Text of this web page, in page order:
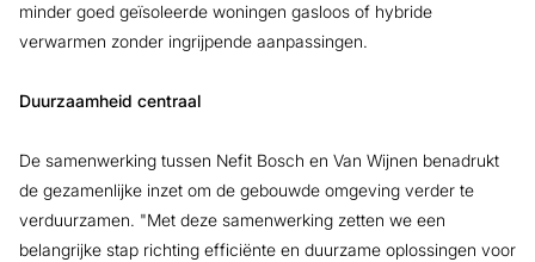
minder goed geïsoleerde woningen gasloos of hybride
verwarmen zonder ingrijpende aanpassingen.
Duurzaamheid centraal
De samenwerking tussen Nefit Bosch en Van Wijnen benadrukt
de gezamenlijke inzet om de gebouwde omgeving verder te
verduurzamen. "Met deze samenwerking zetten we een
belangrijke stap richting efficiënte en duurzame oplossingen voor